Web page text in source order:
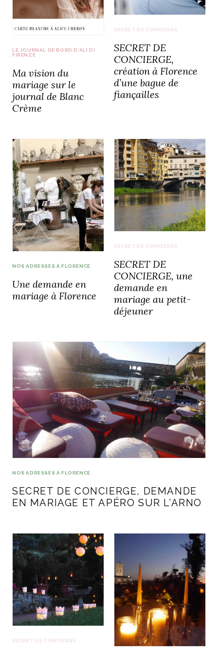
ITALIEN
joie de vivre
SUBLIME ! LE DÉCOR ITALIEN
NOS ARTICLES ART ET DESIGN
Burano, la palette
de tous les
du
ART DE VIVRE ITALIEN
Notre palette
Virtuosa Venezia
ART ET DESIGN
ET FUGUEUSES
AND I
journal
bord
WEBSERIE
Dolce Follia
LE JOURNAL DE BORD D'ALI DI
FIRENZE
Ma vision du
mariage sur le
journal de Blanc
Crème
SECRET DE CONCIERGE
SECRET DE
CONCIERGE,
création à Florence
d’une bague de
fiançailles
NOS ADRESSES À FLORENCE
Une demande en
mariage à Florence
SECRET DE CONCIERGE
SECRET DE
CONCIERGE, une
demande en
mariage au petit-
déjeuner
NOS ADRESSES À FLORENCE
SECRET DE CONCIERGE, DEMANDE
EN MARIAGE ET APÉRO SUR L’ARNO
SECRET DE CONCIERGE